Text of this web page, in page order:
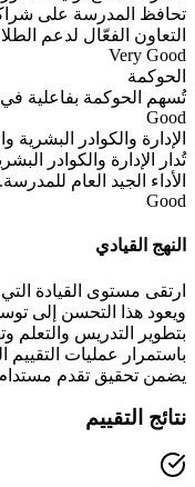
تحافظ المدرسة على شراكة
التعاون الفعّال لدعم
Very Good
الحوكمة
تُسهم الحوكمة بفاعلية في
Good
الإدارة والكوادر البشرية
تُدار الإدارة والكوادر
الأداء الجيد العام للمدرسة.
Good
النهج القيادي
ارتقى مستوى القيادة
ويعود هذا التحسن إلى
بتطوير التدريس والتعلم
باستمرار عمليات
يضمن تحقيق تقدم
نتائج التقييم